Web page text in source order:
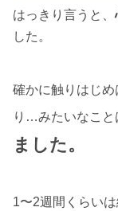
はっきり言うと、
した。
確かに触りはじ
り…みたいなこと
ました。
1〜2週間くらい